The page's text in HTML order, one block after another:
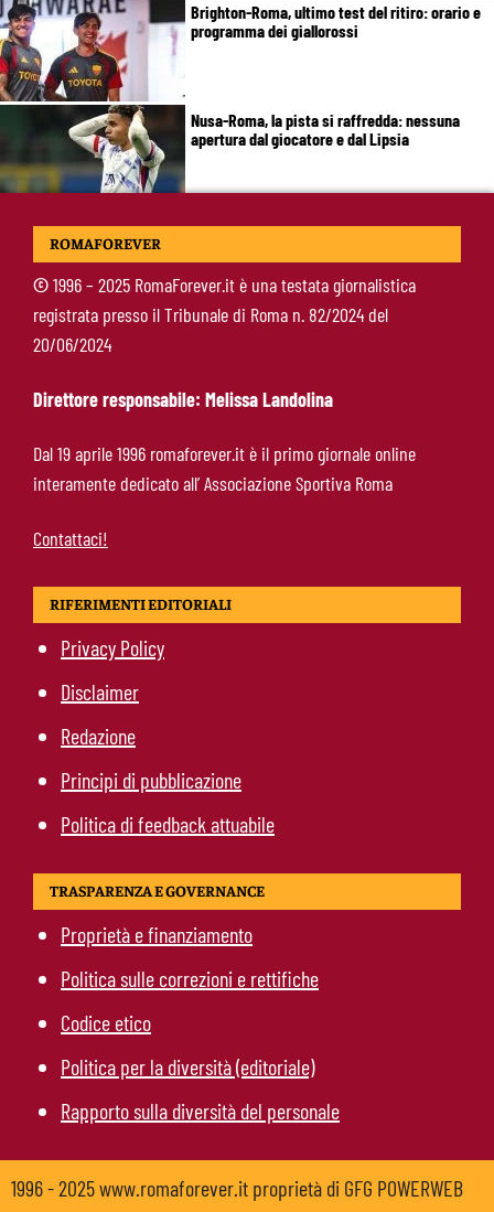
Brighton-Roma, ultimo test del ritiro: orario e
programma dei giallorossi
Nusa-Roma, la pista si raffredda: nessuna
apertura dal giocatore e dal Lipsia
Alberto De Rossi nuovo presidente
Daniele
Roma, Luis Enrique non dimentica i
giallorossi: foto con i tifosi e la maglia della
squadra
ROMAFOREVER
©1996 – 2025 RomaForever.it è una testata giornalistica
registrata presso il Tribunale di Roma n. 82/2024 del
20/06/2024
Direttore responsabile: Melissa Landolina
Dal 19 aprile 1996 romaforever.it è il primo giornale online
interamente dedicato all’ Associazione Sportiva Roma
Contattaci!
RIFERIMENTI EDITORIALI
Privacy Policy
Disclaimer
Redazione
Principi di pubblicazione
Politica di feedback attuabile
TRASPARENZA E GOVERNANCE
Proprietà e finanziamento
Politica sulle correzioni e rettifiche
Codice etico
Politica per la diversità (editoriale)
Rapporto sulla diversità del personale
1996 - 2025 www.romaforever.it proprietà di GFG POWERWEB